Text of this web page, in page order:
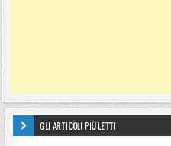
GLI ARTICOLI PIÙ LETTI